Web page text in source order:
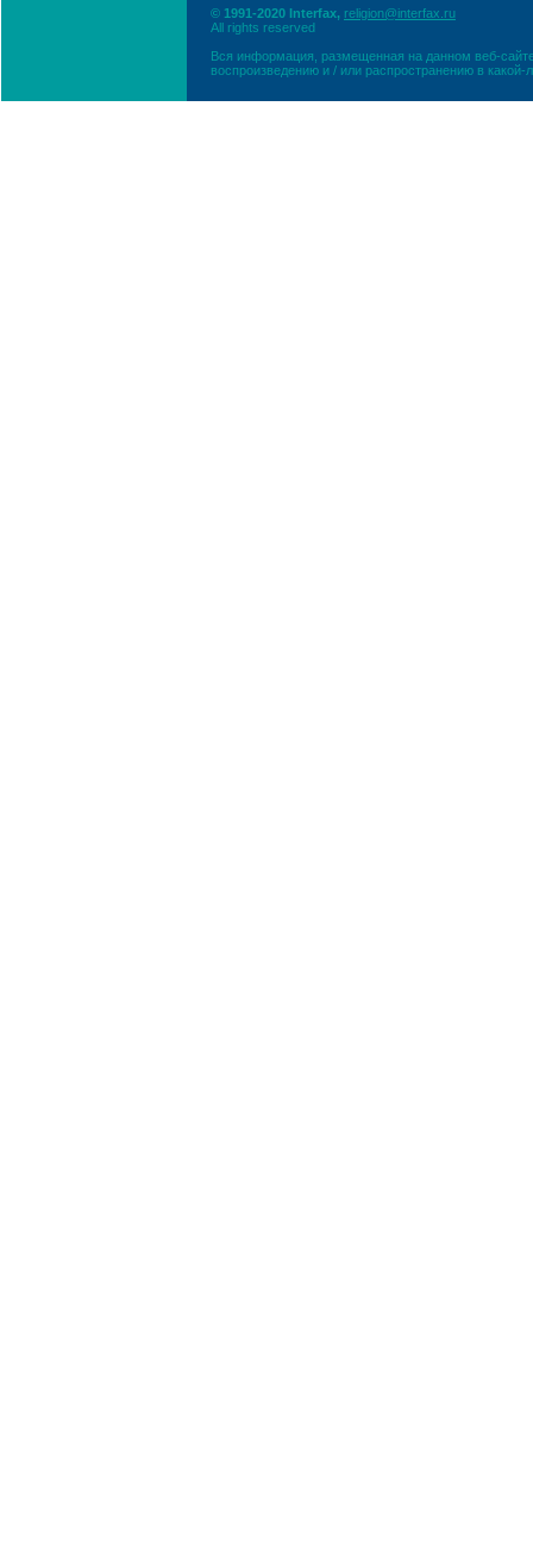
© 1991-2020 Interfax, religion@interfax.ru
All rights reserved
Вся информация, размещенная на данном веб-
воспроизведению и / или распространению в